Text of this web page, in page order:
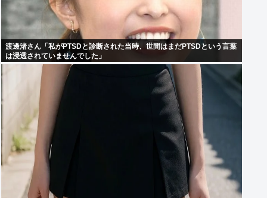
渡邊渚さん「私がPTSDと診断された当時、世間はまだPTSDという言葉
は浸透されていませんでした」